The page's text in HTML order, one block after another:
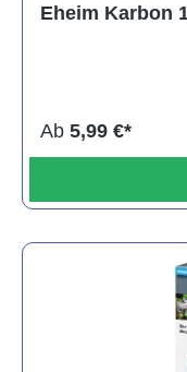
Eheim Karbon
Ab 5,99 €*